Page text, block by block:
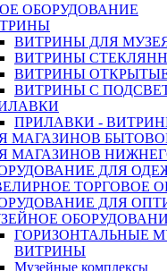
ОБОРУДОВАНИЕ
ВИТРИНЫ ДЛЯ
ВИТРИНЫ
ВИТРИНЫ
ВИТРИНЫ С
ПРИЛАВКИ -
МАГАЗИНОВ
МАГАЗИНОВ
ДЛЯ
ТОРГОВОЕ
ДЛЯ
ГОРИЗОНТАЛЬНЫЕ
ВИТРИНЫ
Музейные комплексы